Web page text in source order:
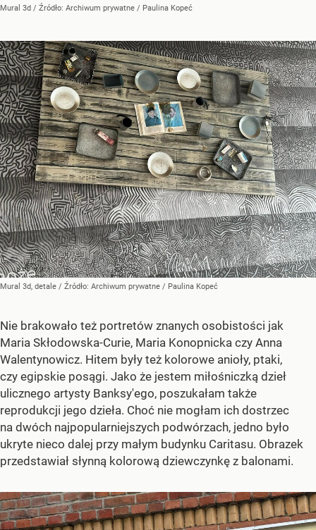
Mural 3d / Źródło: Archiwum prywatne / Paulina Kopeć
Mural 3d, detale / Źródło: Archiwum prywatne / Paulina Kopeć
Nie brakowało też portretów znanych osobistości jak
Maria Skłodowska-Curie, Maria Konopnicka czy Anna
Walentynowicz. Hitem były też kolorowe anioły, ptaki,
czy egipskie posągi. Jako że jestem miłośniczką dzieł
ulicznego artysty Banksy'ego, poszukałam także
reprodukcji jego dzieła. Choć nie mogłam ich dostrzec
na dwóch najpopularniejszych podwórzach, jedno było
ukryte nieco dalej przy małym budynku Caritasu. Obrazek
przedstawiał słynną kolorową dziewczynkę z balonami.